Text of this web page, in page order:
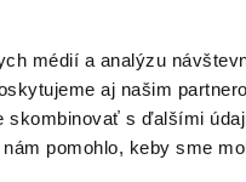
médií a analýzu
aj našim
skombinovať s ďalšími
pomohlo, keby sme